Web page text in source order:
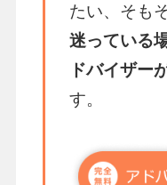
たい、そも
迷っている
ドバイザー
す。